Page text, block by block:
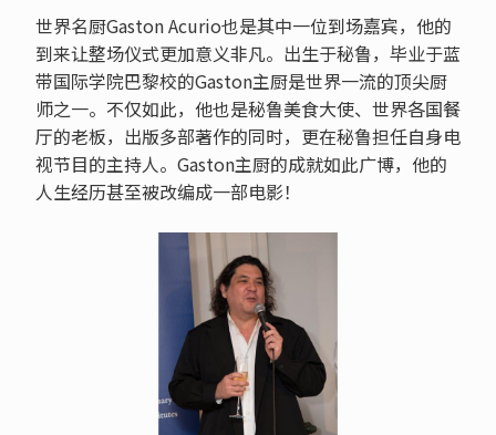
世界名厨Gaston Acurio也是其中一位到场嘉宾，他的
到来让整场仪式更加意义非凡。出生于秘鲁，毕业于蓝
带国际学院巴黎校的Gaston主厨是世界一流的顶尖厨
师之一。不仅如此，他也是秘鲁美食大使、世界各国餐
厅的老板，出版多部著作的同时，更在秘鲁担任自身电
视节目的主持人。Gaston主厨的成就如此广博，他的
人生经历甚至被改编成一部电影！